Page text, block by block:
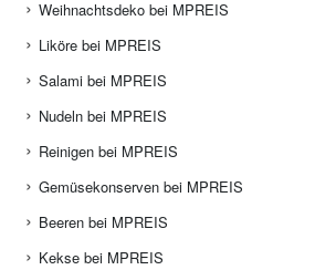
Weihnachtsdeko bei MPREIS
Liköre bei MPREIS
Salami bei MPREIS
Nudeln bei MPREIS
Reinigen bei MPREIS
Gemüsekonserven bei MPREIS
Beeren bei MPREIS
Kekse bei MPREIS